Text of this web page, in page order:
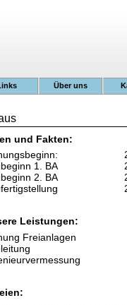
Über uns
und Fakten:
1. BA
2. BA
Leistungen:
Freianlagen